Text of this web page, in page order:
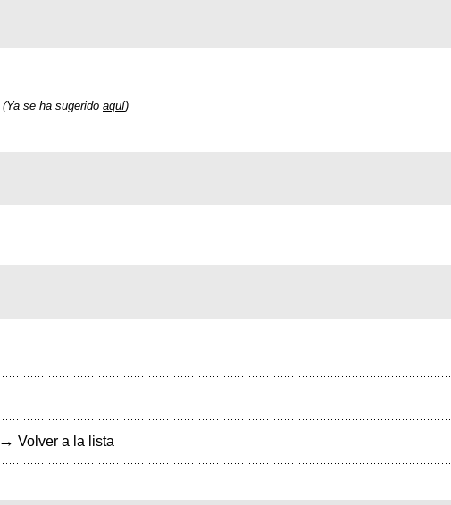
(Ya se ha sugerido aquí)
→ Volver a la lista